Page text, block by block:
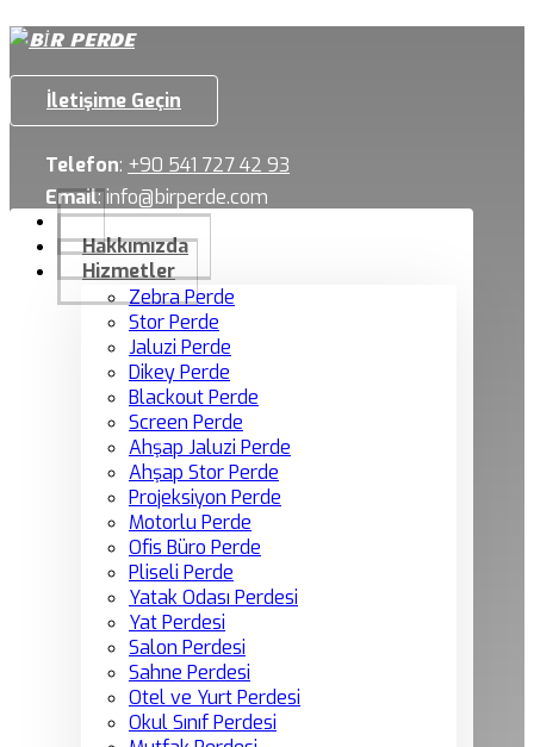
İletişime Geçin
Telefon: +90 541 727 42 93
Email:info@birperde.com
Hakkımızda
Hizmetler
Zebra Perde
Stor Perde
Jaluzi Perde
Dikey Perde
Blackout Perde
Screen Perde
Ahşap Jaluzi Perde
Ahşap Stor Perde
Projeksiyon Perde
Motorlu Perde
Ofis Büro Perde
Pliseli Perde
Yatak Odası Perdesi
Yat Perdesi
Salon Perdesi
Sahne Perdesi
Otel ve Yurt Perdesi
Okul Sınıf Perdesi